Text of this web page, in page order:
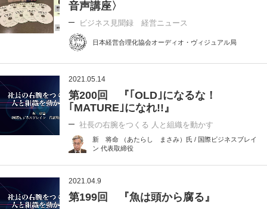
音声講座〉
ビジネス見聞録 経営ニュース
日本経営合理化協会オーディオ・ヴィジュアル局
2021.05.14
第200回 『｢OLD｣になるな！
｢MATURE｣になれ!!』
社長の右腕をつくる 人と組織を動かす
新 将命 （あたらし まさみ）氏 / 国際ビジネスブレイ
ン 代表取締役
2021.04.9
第199回 『魚は頭から腐る』